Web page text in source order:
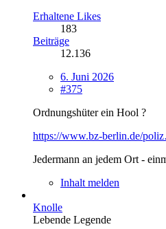
Erhaltene Likes
183
Beiträge
12.136
6. Juni 2026
#375
Ordnungshüter ein Hool ?
https://www.bz-berlin.de/
Jedermann an jedem Ort -
Inhalt melden
Knolle
Lebende Legende